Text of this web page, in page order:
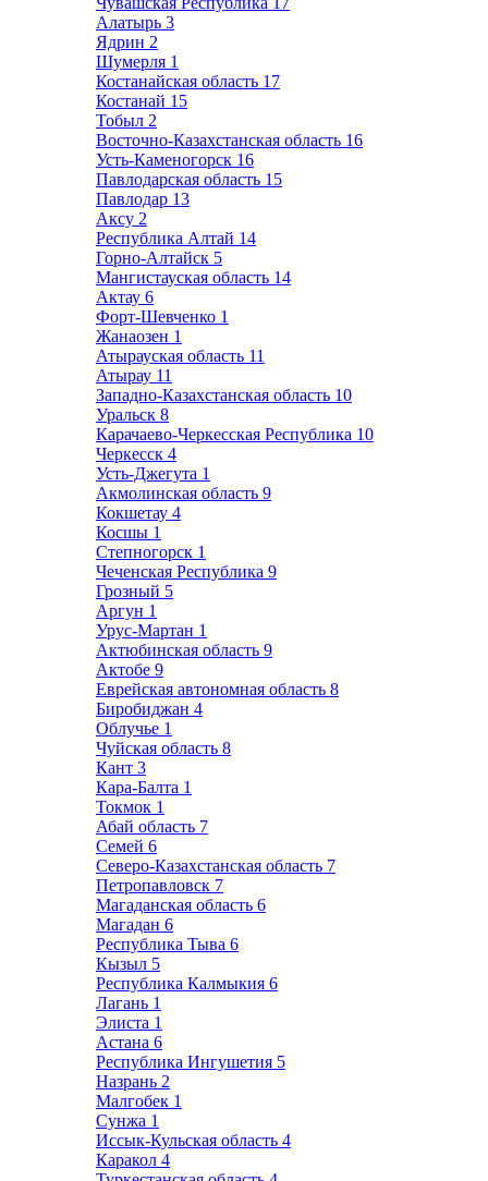
Алатырь 3
Ядрин 2
Шумерля 1
Костанайская область 17
Костанай 15
Тобыл 2
Восточно-Казахстанская область 16
Усть-Каменогорск 16
Павлодарская область 15
Павлодар 13
Аксу 2
Республика Алтай 14
Горно-Алтайск 5
Мангистауская область 14
Актау 6
Форт-Шевченко 1
Жанаозен 1
Атырауская область 11
Атырау 11
Западно-Казахстанская область 10
Уральск 8
Карачаево-Черкесская Республика 10
Черкесск 4
Усть-Джегута 1
Акмолинская область 9
Кокшетау 4
Косшы 1
Степногорск 1
Чеченская Республика 9
Грозный 5
Аргун 1
Урус-Мартан 1
Актюбинская область 9
Актобе 9
Еврейская автономная область 8
Биробиджан 4
Облучье 1
Чуйская область 8
Кант 3
Кара-Балта 1
Токмок 1
Абай область 7
Семей 6
Северо-Казахстанская область 7
Петропавловск 7
Магаданская область 6
Магадан 6
Республика Тыва 6
Кызыл 5
Республика Калмыкия 6
Лагань 1
Элиста 1
Астана 6
Республика Ингушетия 5
Назрань 2
Малгобек 1
Сунжа 1
Иссык-Кульская область 4
Каракол 4